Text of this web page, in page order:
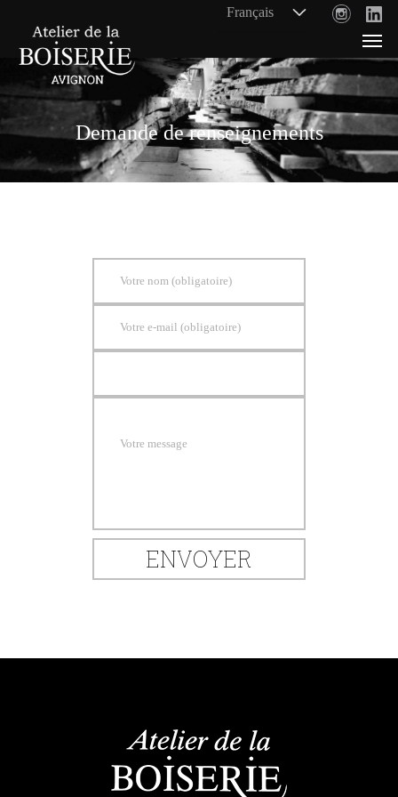
Demande de renseignements
Votre nom (obligatoire)
Votre e-mail (obligatoire)
Votre message